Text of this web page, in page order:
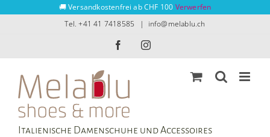
🚚 Versandkostenfrei ab CHF 100 Verwerfen
Tel. +41 41 7418585 | info@melablu.ch
FacebookInstagram
Italienische Damenschuhe und Accessoires